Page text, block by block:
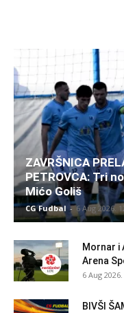
ZAVRŠNICA
PETROVCA: Tri
Mićo Goliš
CG Fudbal - 6 Aug 2026.
Mornar i
Arena
6 Aug
BIVŠI